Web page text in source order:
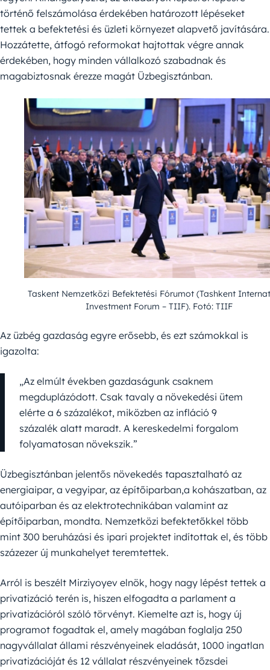
történő felszámolása érdekében határozott lépéseket
tettek a befektetési és üzleti környezet alapvető javítására.
Hozzátette, átfogó reformokat hajtottak végre annak
érdekében, hogy minden vállalkozó szabadnak és
magabiztosnak érezze magát Üzbegisztánban.
Taskent Nemzetközi Befektetési Fórumot (Tashkent
Investment Forum – TIIF). Fotó: TIIF
Az üzbég gazdaság egyre erősebb, és ezt számokkal is
igazolta:
„Az elmúlt években gazdaságunk csaknem
megduplázódott. Csak tavaly a növekedési ütem
elérte a 6 százalékot, miközben az infláció 9
százalék alatt maradt. A kereskedelmi forgalom
folyamatosan növekszik.”
Üzbegisztánban jelentős növekedés tapasztalható az
energiaipar, a vegyipar, az építőiparban,a kohászatban, az
autóiparban és az elektrotechnikában valamint az
építőiparban, mondta. Nemzetközi befektetőkkel több
mint 300 beruházási és ipari projektet indítottak el, és több
százezer új munkahelyet teremtettek.
Arról is beszélt Mirziyoyev elnök, hogy nagy lépést tettek a
privatizáció terén is, hiszen elfogadta a parlament a
privatizációról szóló törvényt. Kiemelte azt is, hogy új
programot fogadtak el, amely magában foglalja 250
nagyvállalat állami részvényeinek eladását, 1000 ingatlan
privatizációját és 12 vállalat részvényeinek tőzsdei